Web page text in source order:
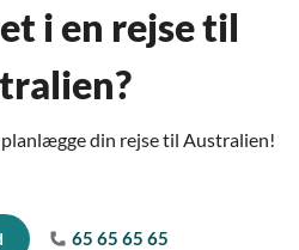
i en rejse til
din rejse til Australien!
65 65 65 65